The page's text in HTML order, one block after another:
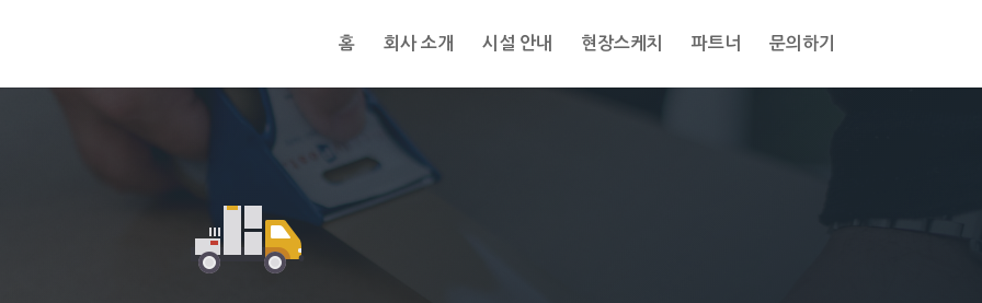
홈 회사 소개 시설 안내 현장스케치 파트너 문의하기